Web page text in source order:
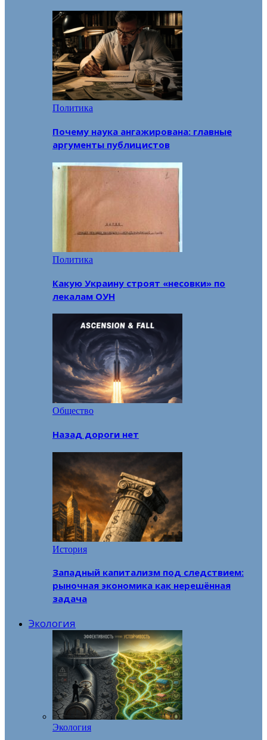
Политика
Почему наука ангажирована: главные
аргументы публицистов
Политика
Какую Украину строят «несовки» по
лекалам ОУН
Общество
Назад дороги нет
История
Западный капитализм под следствием:
рыночная экономика как нерешённая
задача
Экология
Экология